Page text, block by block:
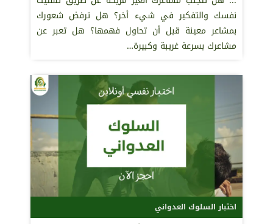
نفسك والتفكير في شيء أخر؟ هل ترفض شعورك
بمشاعر معينة قبل أن تحاول فهمها؟ هل تعبر عن
مشاعرك بسرعة غريبة وكبيرة…
اختبار السلوك العدواني